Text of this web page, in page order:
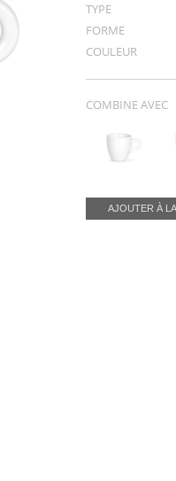
TYPE
FORME
COULEUR
COMBINE AVEC